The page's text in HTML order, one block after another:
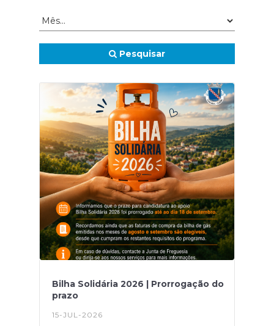
Pesquisar
Bilha Solidária 2026 | Prorrogação do
prazo
15-JUL-2026